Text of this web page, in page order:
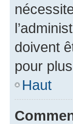
doivent
pour
Haut